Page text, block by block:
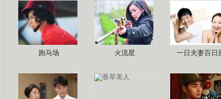
跑马场 火流星 一日夫妻百日